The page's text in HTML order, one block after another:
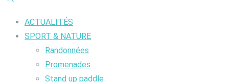
ACTUALITÉS
SPORT & NATURE
Randonnées
Promenades
Stand up paddle